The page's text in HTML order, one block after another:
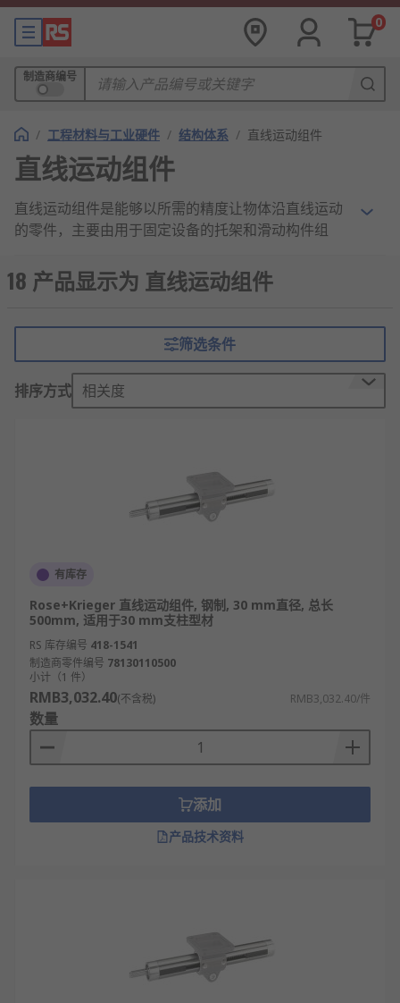
0
制造商编号
/ 工程材料与工业硬件 / 结构体系 / 直线运动组件
直线运动组件
直线运动组件是能够以所需的精度让物体沿直线运动
的零件，主要由用于固定设备的托架和滑动构件组
至关重要。
医疗设备
重型工业机械
生物医疗样品处理
固定环
直线轴承
滚珠导轨
花键
无油衬套/垫圈
直线导轨
电缆保护链
梯形丝杠/滑动丝杠
RS 欧时为您提供了不同品牌的直线运动组件，如
18 产品显示为 直线运动组件
筛选条件
排序方式 相关度
有库存
Rose+Krieger 直线运动组件, 钢制, 30 mm直径, 总长
500mm, 适用于30 mm支柱型材
RS 库存编号 418-1541
制造商零件编号 78130110500
小计（1 件）
RMB3,032.40(不含税) RMB3,032.40/件
数量
添加
产品技术资料